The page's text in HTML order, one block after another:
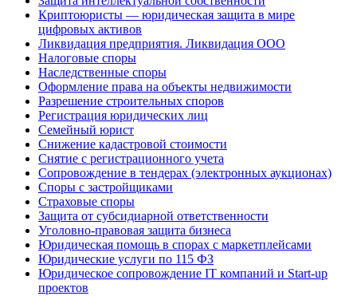
Криптоюристы — юридическая защита в мире
цифровых активов
Ликвидация предприятия. Ликвидация ООО
Налоговые споры
Наследственные споры
Оформление права на объекты недвижимости
Разрешение строительных споров
Регистрация юридических лиц
Семейный юрист
Снижение кадастровой стоимости
Снятие с регистрационного учета
Сопровождение в тендерах (электронных аукционах)
Споры с застройщиками
Страховые споры
Защита от субсидиарной ответственности
Уголовно-правовая защита бизнеса
Юридическая помощь в спорах с маркетплейсами
Юридические услуги по 115 ФЗ
Юридическое сопровождение IT компаний и Start-up
проектов